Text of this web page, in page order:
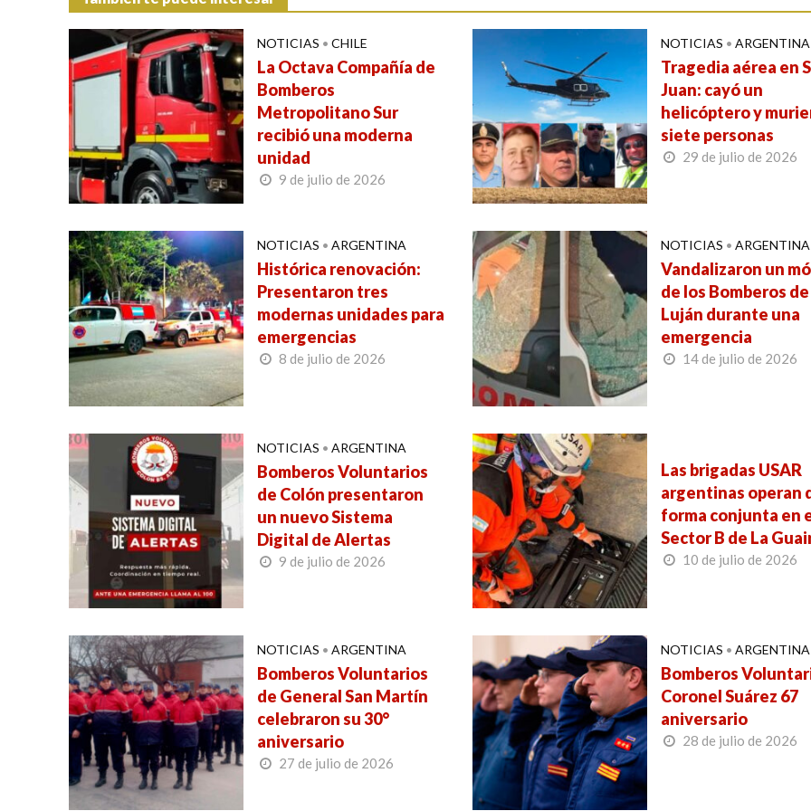
NOTICIAS • CHILE
La Octava Compañía de
Bomberos
Metropolitano Sur
recibió una moderna
unidad
9 de julio de 2026
NOTICIAS • ARGENTINA
Tragedia aérea en
Juan: cayó un
helicóptero y
siete personas
29 de julio de 2026
NOTICIAS • ARGENTINA
Histórica renovación:
Presentaron tres
modernas unidades para
emergencias
8 de julio de 2026
NOTICIAS • ARGENTINA
Vandalizaron un
de los Bomberos de
Luján durante una
emergencia
14 de julio de 2026
NOTICIAS • ARGENTINA
Bomberos Voluntarios
de Colón presentaron
un nuevo Sistema
Digital de Alertas
9 de julio de 2026
Las brigadas USAR
argentinas operan
forma conjunta en
Sector B de La
10 de julio de 2026
NOTICIAS • ARGENTINA
Bomberos Voluntarios
de General San Martín
celebraron su 30°
aniversario
27 de julio de 2026
NOTICIAS • ARGENTINA
Bomberos
Coronel Suárez 67
aniversario
28 de julio de 2026